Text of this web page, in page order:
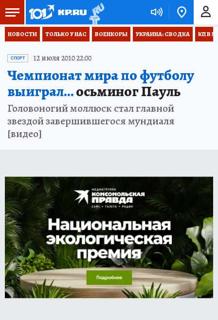
НОВОСТИ ТОЛЬКО У НАС ВОЕНКОРЫ УКРАИНА: СВОДКА КП В
СПОРТ 12 июля 2010 22:00
Чемпионат мира по футболу
выиграл...осьминог Пауль
Головоногий моллюск стал главной
звездой завершившегося мундиаля
[видео]